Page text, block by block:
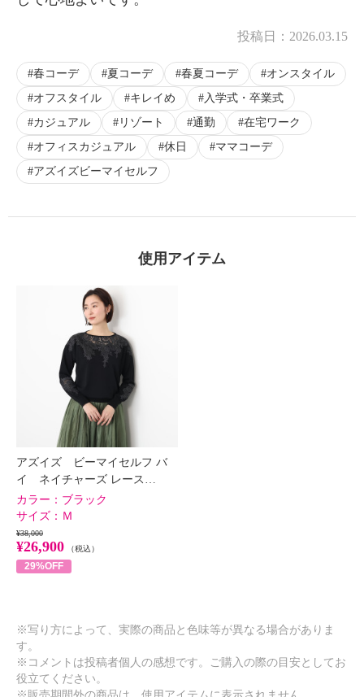
投稿日： 2026.03.15
春コーデ 夏コーデ 春夏コーデ
オンスタイル
オフスタイル
キレイめ
入学式・卒業式
カジュアル
リゾート 通勤
在宅ワーク
オフィスカジュアル
休日
ママコーデ
アズイズビーマイセルフ
使用アイテム
アズイズ ビーマイセルフ バ
イ ネイチャーズ レース…
カラー： ブラック
サイズ： Ｍ
¥38,000
¥26,900 （税込）
29%OFF
※写り方によって、実際の商品と色味等が異なる場合がありま
す。
※コメントは投稿者個人の感想です。ご購入の際の目安としてお
役立てください。